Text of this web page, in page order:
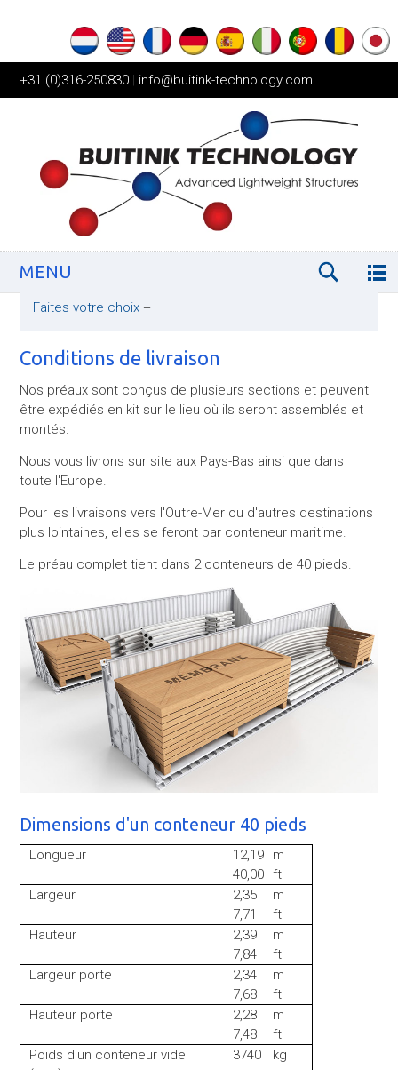
+31 (0)316-250830 | info@buitink-technology.com
MENU
Faites votre choix +
Conditions de livraison
Nos préaux sont conçus de plusieurs sections et peuvent
être expédiés en kit sur le lieu où ils seront assemblés et
montés.
Nous vous livrons sur site aux Pays-Bas ainsi que dans
toute l'Europe.
Pour les livraisons vers l'Outre-Mer ou d'autres destinations
plus lointaines, elles se feront par conteneur maritime.
Le préau complet tient dans 2 conteneurs de 40 pieds.
Dimensions d'un conteneur 40 pieds
Longueur 12,19
m
40,00 ft
Largeur
2,35
m
7,71
ft
Hauteur
2,39
m
7,84
ft
Largeur porte
2,34
m
7,68
ft
Hauteur porte
2,28
m
7,48
ft
Poids d'un conteneur vide
3740 kg